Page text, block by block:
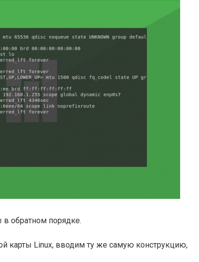
обратном порядке.
карты Linux, вводим ту же самую конструкцию,